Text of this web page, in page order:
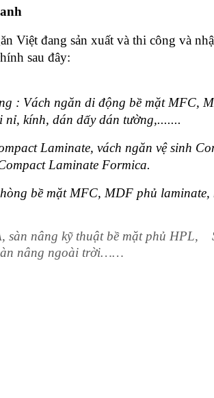
Việt đang sản xuất và thi công và
sau đây:
: Vách ngăn di động bề mặt MFC,
nỉ, kính, dán dấy dán tường,.......
Laminate, vách ngăn vệ sinh
Laminate Formica.
bề mặt MFC, MDF phủ laminate,
sàn nâng kỹ thuật bề mặt phủ HPL,
nâng ngoài trời……